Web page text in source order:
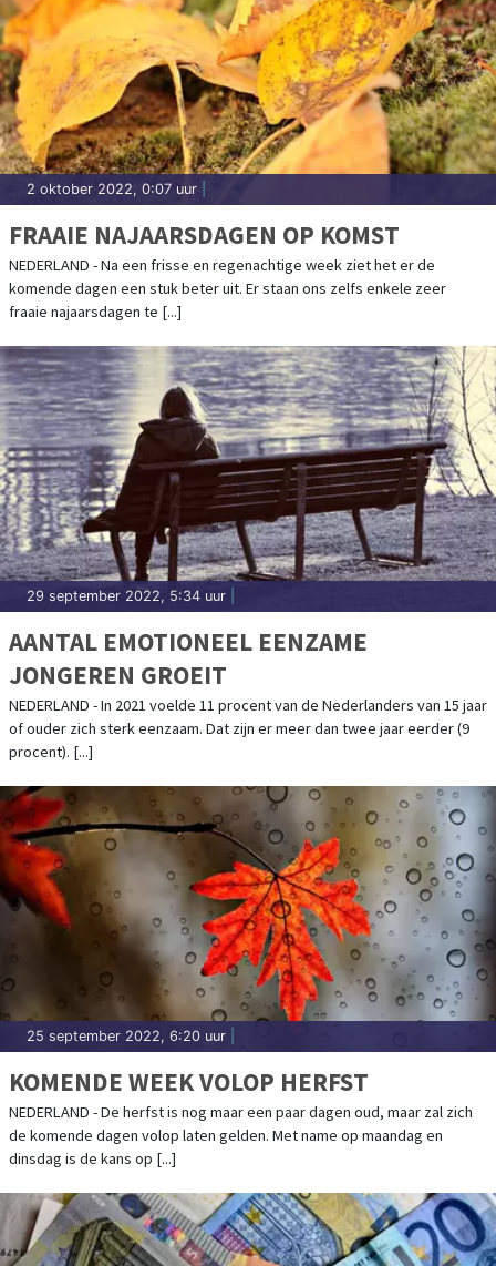
2 oktober 2022, 0:07 uur
FRAAIE NAJAARSDAGEN OP KOMST
NEDERLAND - Na een frisse en regenachtige week ziet het er de
komende dagen een stuk beter uit. Er staan ons zelfs enkele zeer
fraaie najaarsdagen te [...]
29 september 2022, 5:34 uur
AANTAL EMOTIONEEL EENZAME
JONGEREN GROEIT
NEDERLAND - In 2021 voelde 11 procent van de Nederlanders van 15 jaar
of ouder zich sterk eenzaam. Dat zijn er meer dan twee jaar eerder (9
procent). [...]
25 september 2022, 6:20 uur
KOMENDE WEEK VOLOP HERFST
NEDERLAND - De herfst is nog maar een paar dagen oud, maar zal zich
de komende dagen volop laten gelden. Met name op maandag en
dinsdag is de kans op [...]